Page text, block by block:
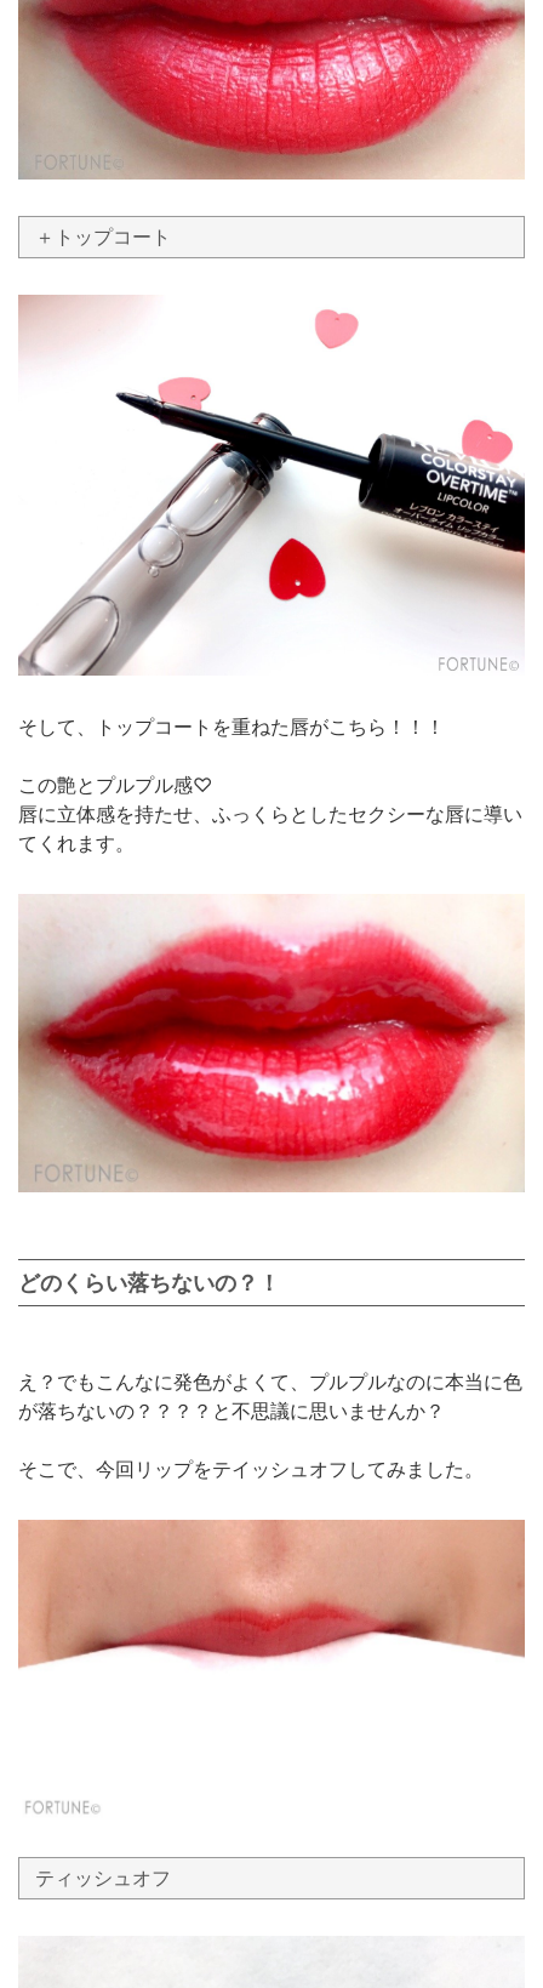
＋トップコート
そして、トップコートを重ねた唇がこちら！！！
この艶とプルプル感♡
唇に立体感を持たせ、ふっくらとしたセクシーな唇に導い
てくれます。
どのくらい落ちないの？！
え？でもこんなに発色がよくて、プルプルなのに本当に色
が落ちないの？？？？と不思議に思いませんか？
そこで、今回リップをテイッシュオフしてみました。
ティッシュオフ